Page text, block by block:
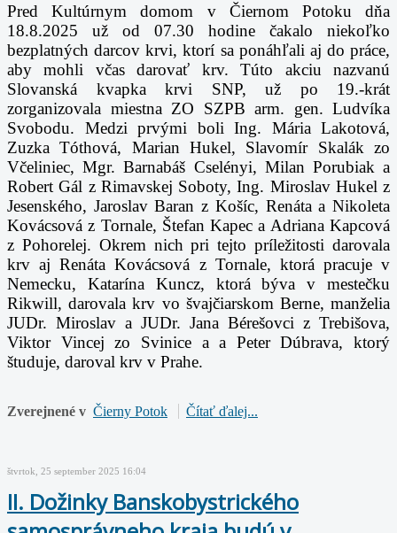
Pred Kultúrnym domom v Čiernom Potoku dňa
18.8.2025 už od 07.30 hodine čakalo niekoľko
bezplatných darcov krvi, ktorí sa ponáhľali aj do práce,
aby mohli včas darovať krv. Túto akciu nazvanú
Slovanská kvapka krvi SNP, už po 19.-krát
zorganizovala miestna ZO SZPB arm. gen. Ludvíka
Svobodu. Medzi prvými boli Ing. Mária Lakotová,
Zuzka Tóthová, Marian Hukel, Slavomír Skalák zo
Včeliniec, Mgr. Barnabáš Cselényi, Milan Porubiak a
Robert Gál z Rimavskej Soboty, Ing. Miroslav Hukel z
Jesenského, Jaroslav Baran z Košíc, Renáta a Nikoleta
Kovácsová z Tornale, Štefan Kapec a Adriana Kapcová
z Pohorelej. Okrem nich pri tejto príležitosti darovala
krv aj Renáta Kovácsová z Tornale, ktorá pracuje v
Nemecku, Katarína Kuncz, ktorá býva v mestečku
Rikwill, darovala krv vo švajčiarskom Berne, manželia
JUDr. Miroslav a JUDr. Jana Bérešovci z Trebišova,
Viktor Vincej zo Svinice aa Peter Dúbrava, ktorý
študuje, daroval krv v Prahe.
Zverejnené v Čierny Potok Čítať ďalej...
štvrtok, 25 september 2025 16:04
II. Dožinky Banskobystrického